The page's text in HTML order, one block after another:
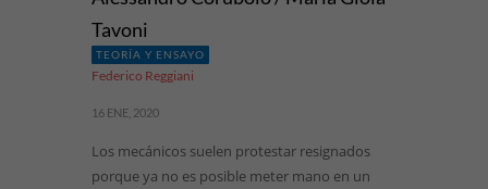
Tavoni
TEORÍA Y ENSAYO
Federico Reggiani
16 ENE, 2020
Los mecánicos suelen protestar resignados
porque ya no es posible meter mano en un